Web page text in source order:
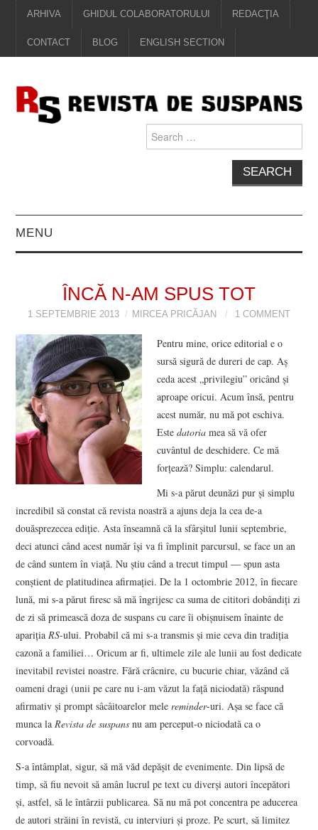
ARHIVA GHIDUL COLABORATORULUI REDACŢIA
CONTACT BLOG ENGLISH SECTION
for:
MENU
PROZĂ
VIZIUNI ȘI SPECTRE
CONTRAPAGINI
CARTE & FILM
SUSPANS
NUMĂRUL 48 /
NUMĂRUL 49 /
APRILIE 2018
ÎNCĂ N-AM SPUS TOT
1 SEPTEMBRIE 2013 MIRCEA PRICĂJAN 1 COMMENT
Pentru mine, orice editorial e o
sursă sigură de dureri de cap. Aș
ceda acest „privilegiu” oricând și
aproape oricui. Acum însă, pentru
acest număr, nu mă pot eschiva.
Estedatoria mea să vă ofer
cuvântul de deschidere. Ce mă
forțează? Simplu: calendarul.
Mi s-a părut deunăzi pur și simplu
incredibil să constat că revista noastră a ajuns deja la cea de-a
douăsprezecea ediție. Asta înseamnă că la sfârșitul lunii septembrie,
deci atunci când acest număr își va fi împlinit parcursul, se face un an
de când suntem în viață. Nu știu când a trecut timpul ― spun asta
conștient de platitudinea afirmației. De la 1 octombrie 2012, în fiecare
lună, mi s-a părut firesc să mă îngrijesc ca suma de cititori dobândiți zi
de zi să primească doza de suspans cu care îi obișnuisem înainte de
aparițiaRS-ului. Probabil că mi s-a transmis și mie ceva din tradiția
cazonă a familiei… Oricum ar fi, ultimele zile ale lunii au fost dedicate
inevitabil revistei noastre. Fără crâcnire, cu bucurie chiar, văzând că
oameni dragi (unii pe care nu i-am văzut la față niciodată) răspund
afirmativ și prompt sâcâitoarelor melereminder-uri. Așa se face că
munca laRevista de suspans nu am perceput-o niciodată ca o
corvoadă.
S-a întâmplat, sigur, să mă văd depășit de evenimente. Din lipsă de
timp, să fiu nevoit să amân lucrul pe text cu diverși autori începători
și, astfel, să le întârzii publicarea. Să nu mă pot concentra pe aducerea
de autori străini în revistă, cu interviuri și proze. Pe scurt, să limitez